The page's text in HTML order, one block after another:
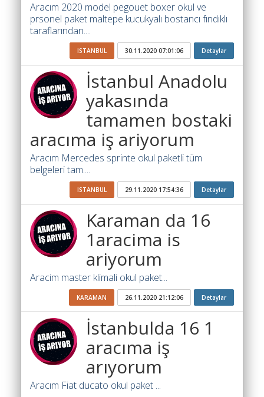
Akaryakıt
Fiyatları
İlanlar
Söför
Arayanlar
arayanlar
arayanlar
Aracına
Yol
Katsayısı
Ajandam
Hakkımızda
Aracım 2020 model pegouet boxer okul ve
prsonel paket maltepe kucukyalı bostancı fındıklı
taraflarından....
ISTANBUL 30.11.2020 07:01:06 Detaylar
İstanbul Anadolu
yakasında
tamamen bostaki
aracıma iş ariyorum
Aracım Mercedes sprinte okul paketli tüm
belgeleri tam....
ISTANBUL 29.11.2020 17:54:36 Detaylar
Karaman da 16
1aracima is
ariyorum
Aracim master klimali okul paket...
KARAMAN 26.11.2020 21:12:06 Detaylar
İstanbulda 16 1
aracıma iş
arıyorum
Aracım Fiat ducato okul paket ...